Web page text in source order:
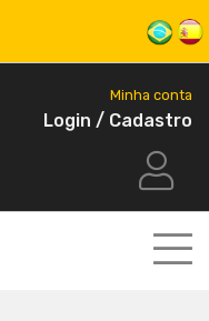
Minha conta
Login / Cadastro